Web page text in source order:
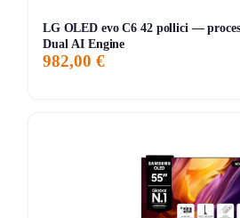
ATTUALE MINIMO MASSIMO
LG OLED evo C6 42 pollici —
Dual AI Engine
982,00 €